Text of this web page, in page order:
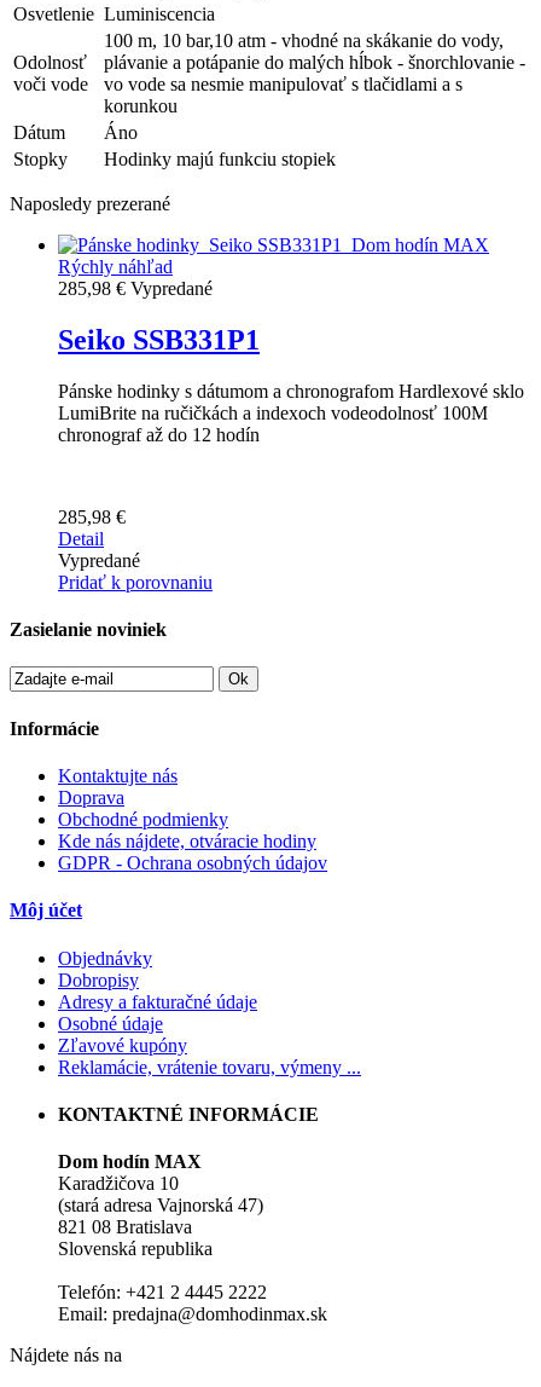
Osvetlenie Luminiscencia
Odolnosť
voči vode
100 m, 10 bar,10 atm - vhodné na skákanie do vody,
plávanie a potápanie do malých hĺbok - šnorchlovanie -
vo vode sa nesmie manipulovať s tlačidlami a s
korunkou
Dátum
Áno
Stopky
Hodinky majú funkciu stopiek
Naposledy prezerané
Rýchly náhľad
285,98 € Vypredané
Seiko SSB331P1
Pánske hodinky s dátumom a chronografom Hardlexové sklo
LumiBrite na ručičkách a indexoch vodeodolnosť 100M
chronograf až do 12 hodín
285,98 €
Detail
Vypredané
Pridať k porovnaniu
Zasielanie noviniek
Ok
Informácie
Kontaktujte nás
Doprava
Obchodné podmienky
Kde nás nájdete, otváracie hodiny
GDPR - Ochrana osobných údajov
Môj účet
Objednávky
Dobropisy
Adresy a fakturačné údaje
Osobné údaje
Zľavové kupóny
Reklamácie, vrátenie tovaru, výmeny ...
KONTAKTNÉ INFORMÁCIE
Dom hodín MAX
Karadžičova 10
(stará adresa Vajnorská 47)
821 08 Bratislava
Slovenská republika
Telefón: +421 2 4445 2222
Email: predajna@domhodinmax.sk
Nájdete nás na